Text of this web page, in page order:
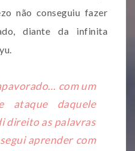
não conseguiu fazer
diante da infinita
com um
ataque daquele
direito as palavras
aprender com